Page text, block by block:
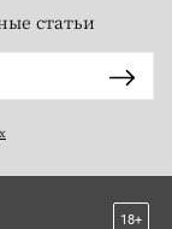
статьи
18+